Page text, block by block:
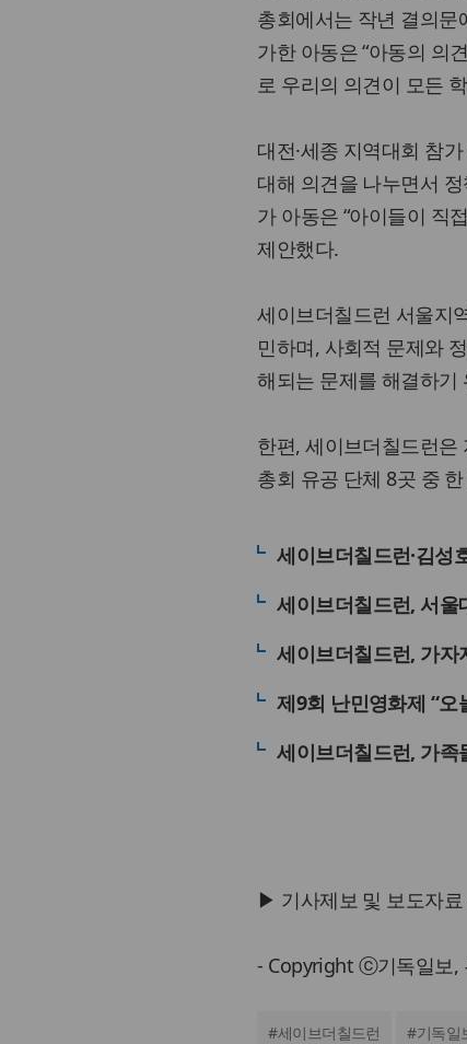
총회에서는 작년 결의문
가한 아동은 “아동의 의
로 우리의 의견이 모든
대전·세종 지역대회 참
대해 의견을 나누면서
가 아동은 “아이들이 직
제안했다.
세이브더칠드런 서울지
민하며, 사회적 문제와
해되는 문제를 해결하기
한편, 세이브더칠드런
총회 유공 단체 8곳 중
세이브더칠드런·김성
세이브더칠드런, 서
세이브더칠드런, 가자
제9회 난민영화제 “오
세이브더칠드런, 가족
▶ 기사제보 및 보도자
- Copyright ⓒ기독일보,
#세이브더칠드런 #기독일